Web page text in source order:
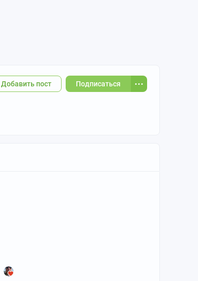
Подписаться
Добавить пост